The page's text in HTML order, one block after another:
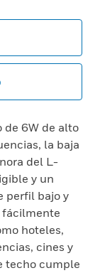
de 6W de alto
la baja
del L-
y un
perfil bajo y
fácilmente
hoteles,
cines y
techo cumple